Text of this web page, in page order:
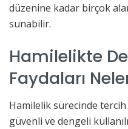
düzenine kadar birçok
sunabilir.
Hamilelikte
Faydaları
Hamilelik sürecinde
güvenli ve dengeli